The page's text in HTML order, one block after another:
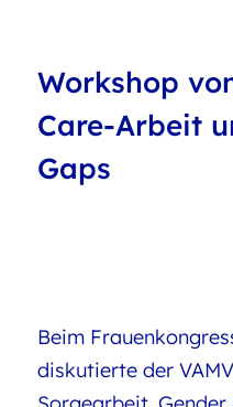
Workshop
Care-Arbeit
Gaps
Beim
diskutierte der